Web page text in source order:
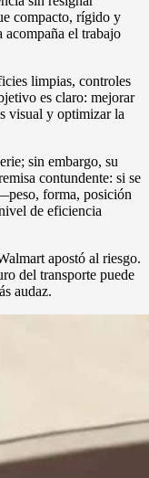
compacto, rígido y
acompaña el trabajo
limpias, controles
es claro: mejorar
visual y optimizar la
sin embargo, su
contundente: si se
forma, posición
de eficiencia
apostó al riesgo.
del transporte puede
audaz.